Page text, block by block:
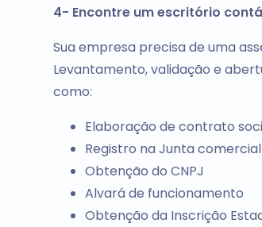
4- Encontre um escritório
Sua empresa precisa de uma
Levantamento, validação e
como:
Elaboração de contrato
Registro na Junta comercial
Obtenção do CNPJ
Alvará de funcionamento
Obtenção da Inscrição